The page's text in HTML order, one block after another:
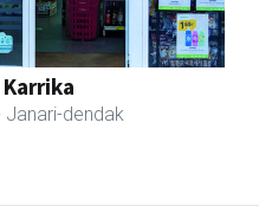
Janari-dendak